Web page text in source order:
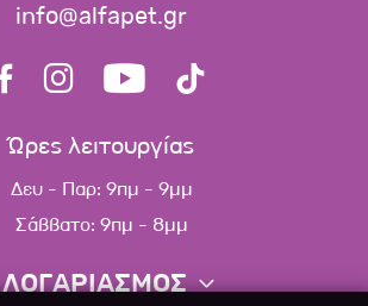
info@alfapet.gr
Ώρες λειτουργίας
Δευ - Παρ: 9πμ - 9μμ
Σάββατο: 9πμ - 8μμ
ΛΟΓΑΡΙΑΣΜΟΣ